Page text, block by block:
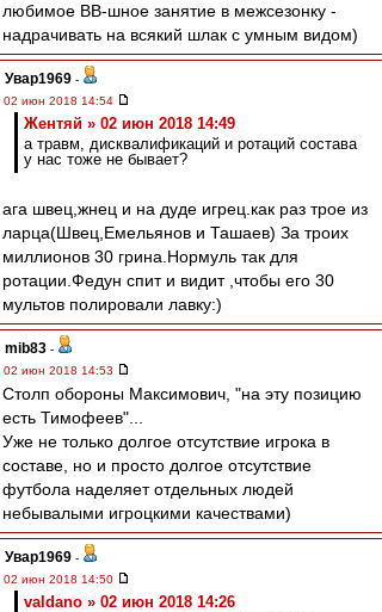
любимое ВВ-шное занятие в межсезонку -
надрачивать на всякий шлак с умным видом)
Увар1969 -
02 июн 2018 14:54
Жентяй » 02 июн 2018 14:49
а травм, дисквалификаций и ротаций состава
у нас тоже не бывает?
ага швец,жнец и на дуде игрец.как раз трое из
ларца(Швец,Емельянов и Ташаев) За троих
миллионов 30 грина.Нормуль так для
ротации.Федун спит и видит ,чтобы его 30
мультов полировали лавку:)
mib83 -
02 июн 2018 14:53
Столп обороны Максимович, "на эту позицию
есть Тимофеев"...
Уже не только долгое отсутствие игрока в
составе, но и просто долгое отсутствие
футбола наделяет отдельных людей
небывалыми игроцкими качествами)
Увар1969 -
02 июн 2018 14:50
valdano » 02 июн 2018 14:26